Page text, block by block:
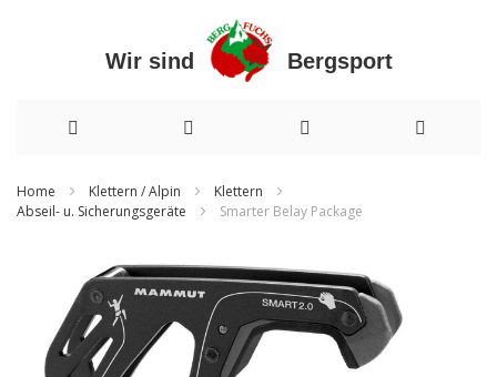
Wir sind Bergsport
zum
Home Klettern / Alpin
Klettern
Abseil- u. Sicherungsgeräte
Smarter Belay Package
Bildergalerie
springen